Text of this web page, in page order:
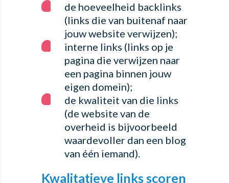
de hoeveelheid backlinks
(links die van buitenaf naar
jouw website verwijzen);
interne links (links op je
pagina die verwijzen naar
een pagina binnen jouw
eigen domein);
de kwaliteit van die links
(de website van de
overheid is bijvoorbeeld
waardevoller dan een blog
van één iemand).
Kwalitatieve links scoren